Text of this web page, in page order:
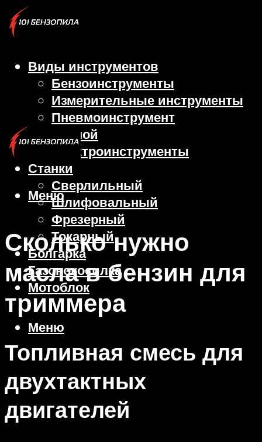
Виды инструментов
Бензоинструменты
Измерительные инструменты
Пневмоинструмент
Ручной
Электроинструменты
Станки
Сверлильный
Шлифовальный
Фрезерный
Токарный
Болгарка
Газонокосилка
Мотоблок
Меню
Меню
Сколько нужно
масла в бензин для
триммера
Топливная смесь для
двухтактных
двигателей